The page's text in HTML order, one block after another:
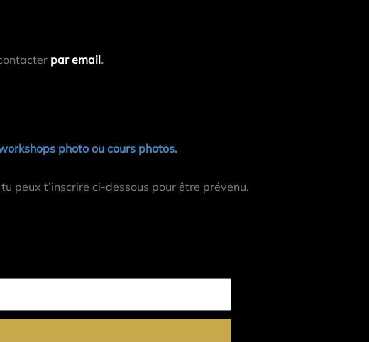
par email.
photo ou cours photos.
peux t’inscrire ci-dessous pour être prévenu.